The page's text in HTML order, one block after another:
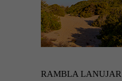
RAMBLA LANUJAR